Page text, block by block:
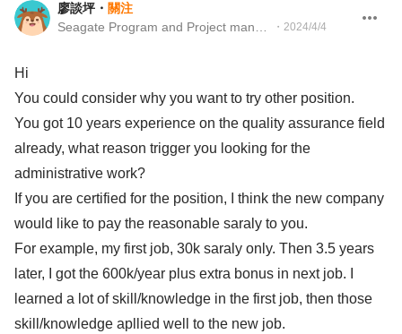
廖談坪 ・ 關注
・ 2024/4/4
Hi
You could consider why you want to try other position.
You got 10 years experience on the quality assurance field
already, what reason trigger you looking for the
administrative work?
If you are certified for the position, I think the new company
would like to pay the reasonable saraly to you.
For example, my first job, 30k saraly only. Then 3.5 years
later, I got the 600k/year plus extra bonus in next job. I
learned a lot of skill/knowledge in the first job, then those
skill/knowledge apllied well to the new job.